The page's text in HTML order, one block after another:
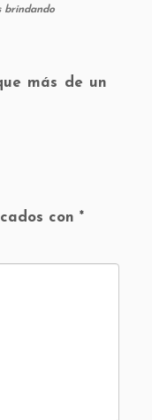
brindando
más de un
con *